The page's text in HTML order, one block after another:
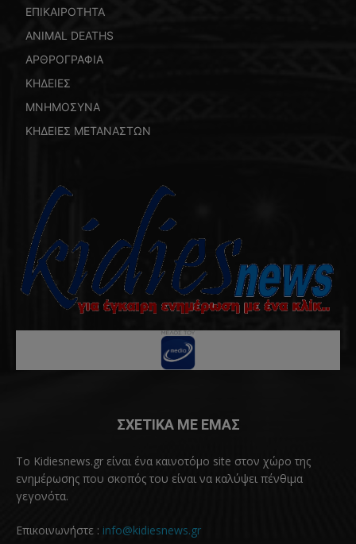
ΕΠΙΚΑΙΡΟΤΗΤΑ
ANIMAL DEATHS
ΑΡΘΡΟΓΡΑΦΙΑ
ΚΗΔΕΙΕΣ
ΜΝΗΜΟΣΥΝΑ
ΚΗΔΕΙΕΣ ΜΕΤΑΝΑΣΤΩΝ
ΣΧΕΤΙΚΑ ΜΕ ΕΜΑΣ
Το Kidiesnews.gr είναι ένα καινοτόμο site στον χώρο της
ενημέρωσης που σκοπός του είναι να καλύψει πένθιμα
γεγονότα.
Επικοινωνήστε : info@kidiesnews.gr